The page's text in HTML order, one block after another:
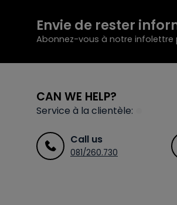
Envie de rester
Abonnez-vous à notre infolettre
CAN WE HELP?
Service à la clientèle:
Call us
081/260.730